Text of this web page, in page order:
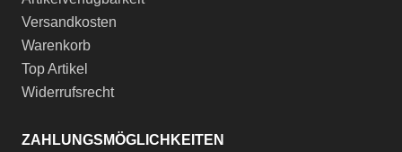
Versandkosten
Warenkorb
Top Artikel
Widerrufsrecht
ZAHLUNGSMÖGLICHKEITEN